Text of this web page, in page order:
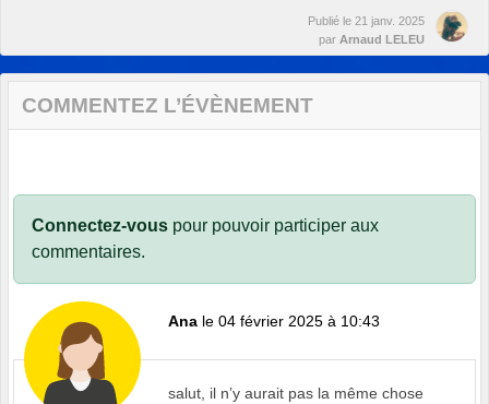
Publié le 21 janv. 2025
par Arnaud LELEU
COMMENTEZ L’ÉVÈNEMENT
Connectez-vous pour pouvoir participer aux
commentaires.
Ana le 04 février 2025 à 10:43
salut, il n’y aurait pas la même chose